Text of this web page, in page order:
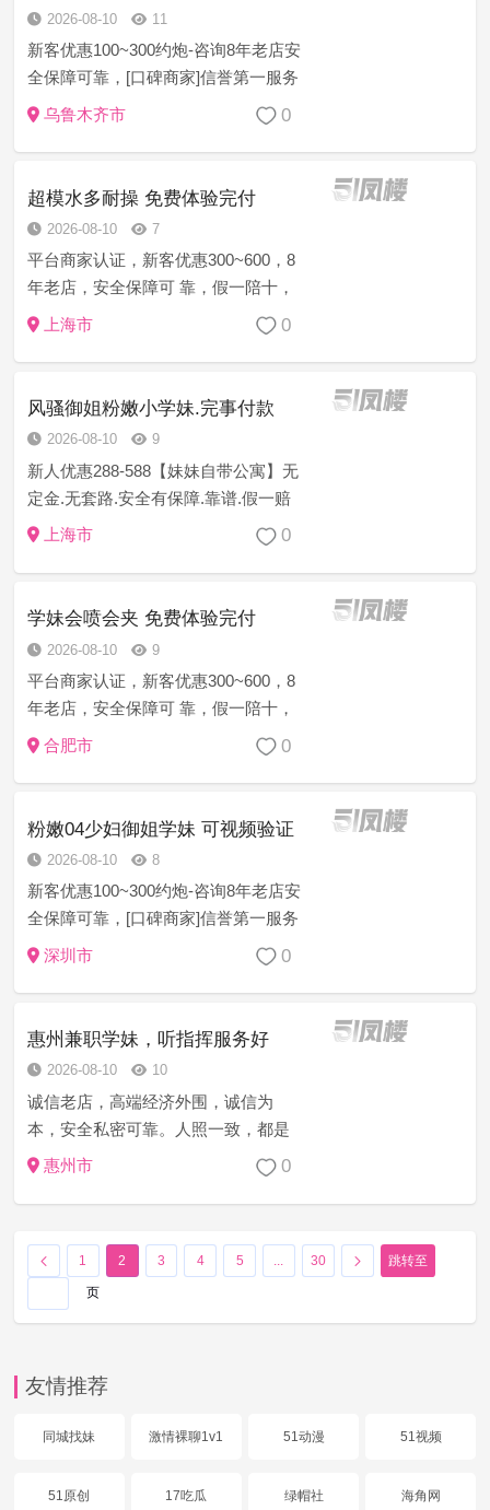
2026-08-10 11
新客优惠100~300约炮-咨询8年老店安
全保障可靠，[口碑商家]信誉第一服务
至上安全保密任何意见建议或者技师
萝莉空姐等资源充足 诚...
乌鲁木齐市 0
超模水多耐操 免费体验完付
2026-08-10 7
平台商家认证，新客优惠300~600，8
年老店，安全保障可 靠，假一陪十，
诚信上门服务，注:如果有客户支付费
跑等等…立...
上海市 0
风骚御姐粉嫩小学妹.完事付款
2026-08-10 9
新人优惠288-588【妹妹自带公寓】无
定金.无套路.安全有保障.靠谱.假一赔
三.诚信服务.如有对客户欺诈行为或者
偿退款诚信服务好，均为...
上海市 0
学妹会喷会夹 免费体验完付
2026-08-10 9
平台商家认证，新客优惠300~600，8
年老店，安全保障可 靠，假一陪十，
诚信上门服务，注:如果有客户支付费
跑等等…立...
合肥市 0
粉嫩04少妇御姐学妹 可视频验证
2026-08-10 8
新客优惠100~300约炮-咨询8年老店安
全保障可靠，[口碑商家]信誉第一服务
至上安全保密任何意见建议或者技师
萝莉空姐等资源充足 诚...
深圳市 0
惠州兼职学妹，听指挥服务好
2026-08-10 10
诚信老店，高端经济外围，诚信为
本，安全私密可靠。人照一致，都是
本人姑娘，学生妹，少妇，御姐，护
惠州市 0
1 2 3 4 5 30 跳转至
页
友情推荐
同城找妹 激情裸聊1v1 51动漫 51视频
51原创 17吃瓜 绿帽社 海角网